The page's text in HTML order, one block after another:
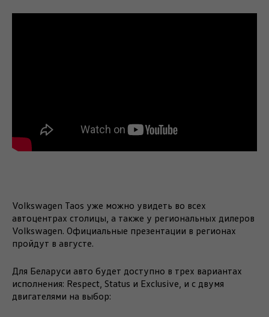
Volkswagen Taos уже можно увидеть во всех
автоцентрах столицы, а также у региональных дилеров
Volkswagen. Официальные презентации в регионах
пройдут в августе.
Для Беларуси авто будет доступно в трех вариантах
исполнения: Respect, Status и Exclusive, и с двумя
двигателями на выбор: